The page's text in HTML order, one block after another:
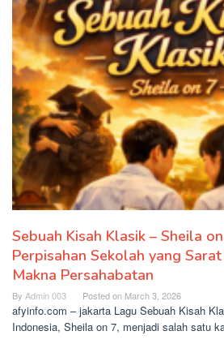
Sebuah Kisah Klasik – Sheila
Perpisahan Sekolah yang
Makna Persahabatan
By Admin 003 Posted on March 3, 2026
afyinfo.com – jakarta Lagu Sebuah Kisah
Indonesia, Sheila on 7, menjadi salah satu